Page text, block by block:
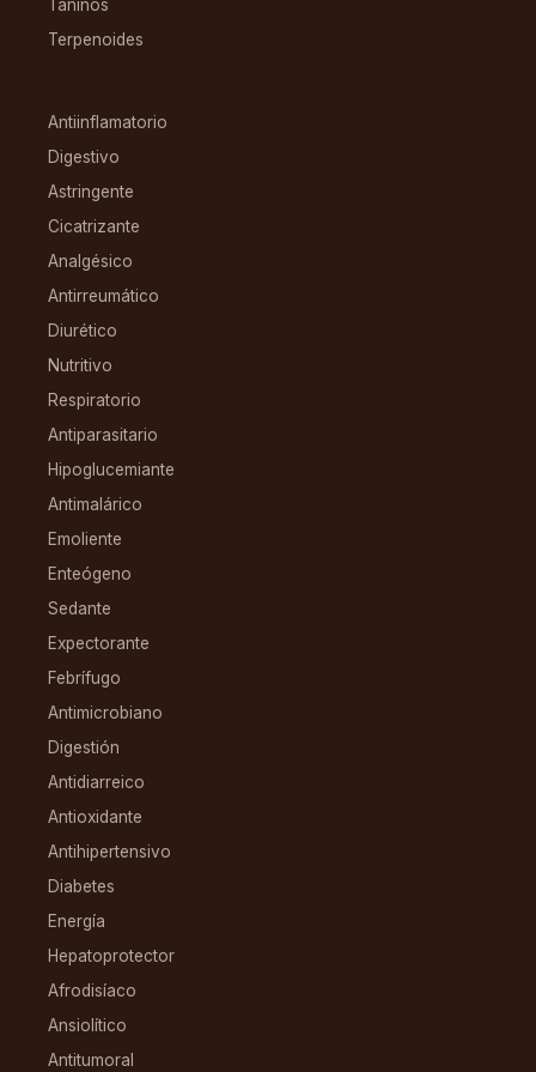
Taninos
Terpenoides
Antiinflamatorio
Digestivo
Astringente
Cicatrizante
Analgésico
Antirreumático
Diurético
Nutritivo
Respiratorio
Antiparasitario
Hipoglucemiante
Antimalárico
Emoliente
Enteógeno
Sedante
Expectorante
Febrífugo
Antimicrobiano
Digestión
Antidiarreico
Antioxidante
Antihipertensivo
Diabetes
Energía
Hepatoprotector
Afrodisíaco
Ansiolítico
Antitumoral